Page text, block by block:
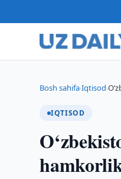
Bosh sahifa›Iqtisod›
IQTISOD